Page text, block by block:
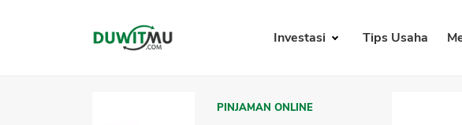
Investasi Tips Usaha
PINJAMAN ONLINE